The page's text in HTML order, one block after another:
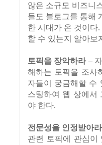
않은 소규모 비즈니
들도 블로그를 통해
한 시대가 온 것이다
할 수 있는지 알아보
토픽을 장악하라–
해하는 토픽을 조사
자들이 궁금해할 수
스팅하여 웹 상에서
야 한다.
전문성을 인정받아라
관련 토픽에 관심이